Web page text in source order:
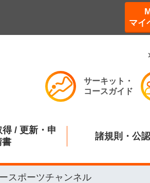
マイ
サーキット・
コースガイド
/ 更新・申
書
諸規則・公
スポーツチャンネル